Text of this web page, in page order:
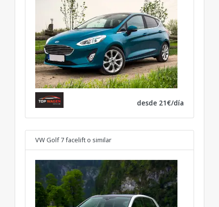
desde 21€/día
VW Golf 7 facelift o similar